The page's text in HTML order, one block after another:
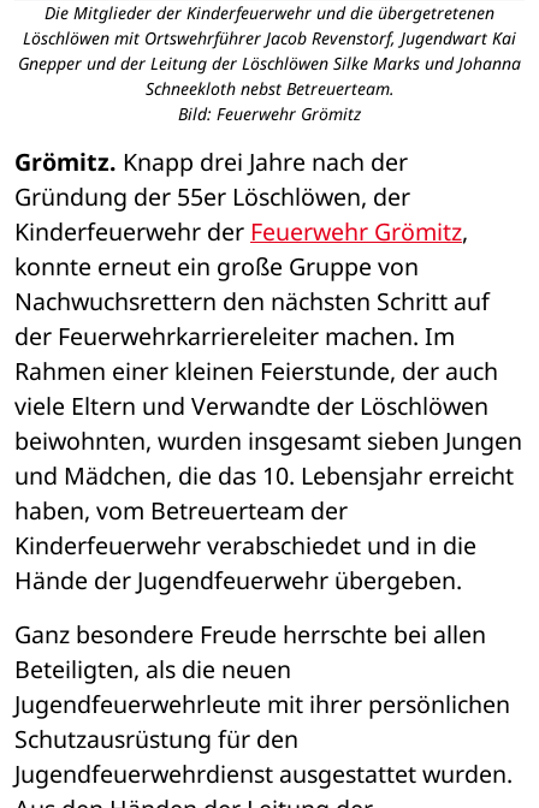
Die Mitglieder der Kinderfeuerwehr und die übergetretenen
Löschlöwen mit Ortswehrführer Jacob Revenstorf, Jugendwart Kai
Gnepper und der Leitung der Löschlöwen Silke Marks und Johanna
Schneekloth nebst Betreuerteam.
Bild: Feuerwehr Grömitz
Grömitz. Knapp drei Jahre nach der
Gründung der 55er Löschlöwen, der
Kinderfeuerwehr der Feuerwehr Grömitz,
konnte erneut ein große Gruppe von
Nachwuchsrettern den nächsten Schritt auf
der Feuerwehrkarriereleiter machen. Im
Rahmen einer kleinen Feierstunde, der auch
viele Eltern und Verwandte der Löschlöwen
beiwohnten, wurden insgesamt sieben Jungen
und Mädchen, die das 10. Lebensjahr erreicht
haben, vom Betreuerteam der
Kinderfeuerwehr verabschiedet und in die
Hände der Jugendfeuerwehr übergeben.
Ganz besondere Freude herrschte bei allen
Beteiligten, als die neuen
Jugendfeuerwehrleute mit ihrer persönlichen
Schutzausrüstung für den
Jugendfeuerwehrdienst ausgestattet wurden.